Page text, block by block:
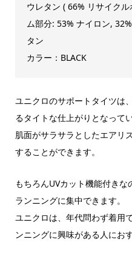
ウレタン ( 66% リサイク
ム部分: 53% ナイロン,
タン
カラー：BLACK
ユニクロのサポートタイツは
るタイトな仕上がりとなってい
肌面がサラサラとしたエアリ
することができます。
もちろんUVカット機能付きな
ランニングに集中できます。
ユニクロは、年代問わず着用
ンニングに興味がある人にお